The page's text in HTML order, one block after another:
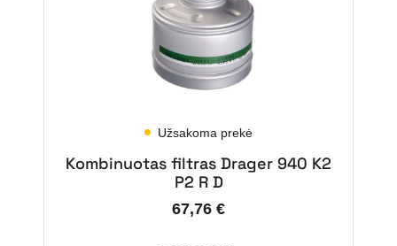
Užsakoma prekė
Kombinuotas filtras Drager 940 K2
P2 R D
67,76 €